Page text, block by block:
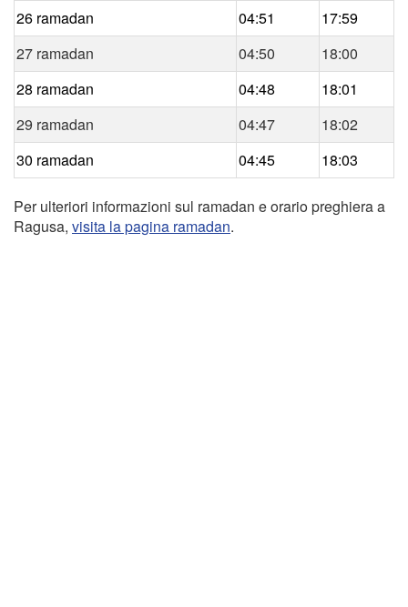
26 ramadan
04:51
17:59
27 ramadan
04:50
18:00
28 ramadan
04:48
18:01
29 ramadan
04:47
18:02
30 ramadan
04:45 18:03
Per ulteriori informazioni sul ramadan e orario preghiera a
Ragusa, visita la pagina ramadan.